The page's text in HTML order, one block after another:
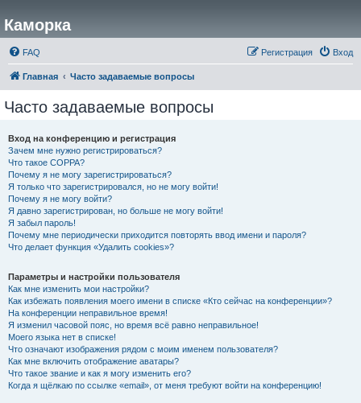
Каморка
FAQ Вход
Регистрация
Главная Часто задаваемые вопросы
Часто задаваемые вопросы
Вход на конференцию и регистрация
Зачем мне нужно регистрироваться?
Что такое COPPA?
Почему я не могу зарегистрироваться?
Я только что зарегистрировался, но не могу войти!
Почему я не могу войти?
Я давно зарегистрирован, но больше не могу войти!
Я забыл пароль!
Почему мне периодически приходится повторять ввод имени и пароля?
Что делает функция «Удалить cookies»?
Параметры и настройки пользователя
Как мне изменить мои настройки?
Как избежать появления моего имени в списке «Кто сейчас на конференции»?
На конференции неправильное время!
Я изменил часовой пояс, но время всё равно неправильное!
Моего языка нет в списке!
Что означают изображения рядом с моим именем пользователя?
Как мне включить отображение аватары?
Что такое звание и как я могу изменить его?
Когда я щёлкаю по ссылке «email», от меня требуют войти на конференцию!